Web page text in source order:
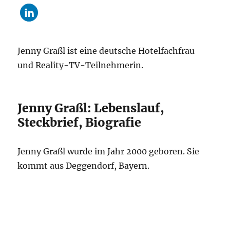
Jenny Graßl ist eine deutsche Hotelfachfrau
und Reality-TV-Teilnehmerin.
Jenny Graßl: Lebenslauf,
Steckbrief, Biografie
Jenny Graßl wurde im Jahr 2000 geboren. Sie
kommt aus Deggendorf, Bayern.